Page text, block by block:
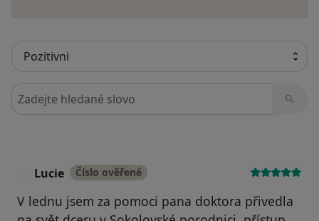
Hledejte v názorech
Lucie Číslo ověřené
V lednu jsem za pomoci pana doktora přivedla